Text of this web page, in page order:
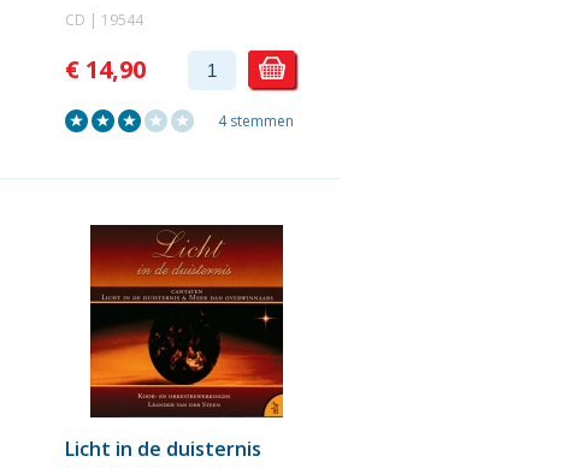
CD | 19544
€ 14,90
4 stemmen
Licht in de duisternis